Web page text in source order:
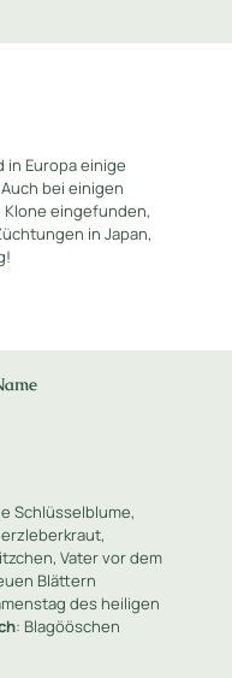
in Europa einige
bei einigen
eingefunden,
in Japan,
Schlüsselblume,
Vater vor dem
Blättern
des heiligen
: Blagööschen